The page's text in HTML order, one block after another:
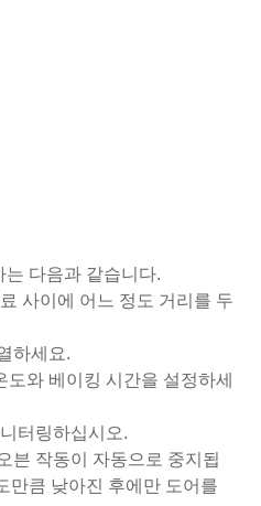
다음과 같습니다.
사이에 어느 정도 거리를 두
하세요.
와 베이킹 시간을 설정하세
터링하십시오.
븐 작동이 자동으로 중지됩
만큼 낮아진 후에만 도어를